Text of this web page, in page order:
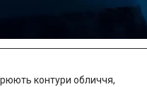
контури обличчя,